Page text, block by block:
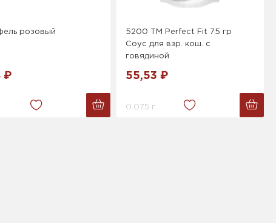
розовый
₽
5200 ТМ Perfect Fit 75 гр
Соус для взр. кош. с
говядиной
55,53 ₽
0.075 г.